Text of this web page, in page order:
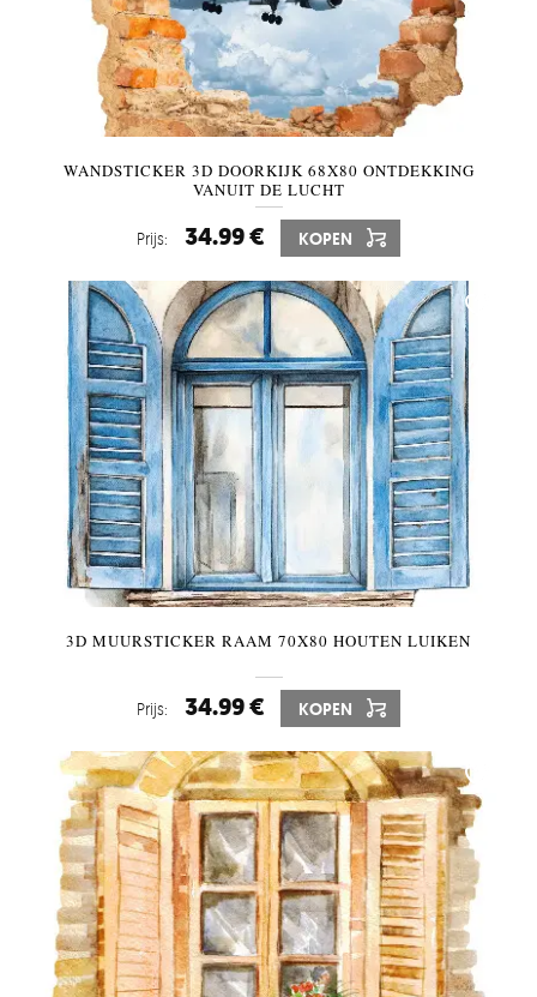
WANDSTICKER 3D DOORKIJK 68X80 ONTDEKKING
VANUIT DE LUCHT
Prijs: 34.99 € KOPEN
3D MUURSTICKER RAAM 70X80 HOUTEN LUIKEN
Prijs: 34.99 € KOPEN